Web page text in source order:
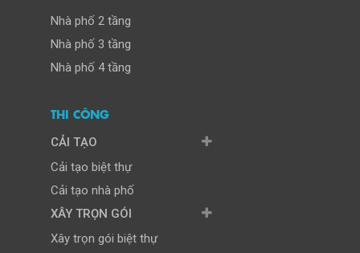
Nhà phố 2 tầng
Nhà phố 3 tầng
Nhà phố 4 tầng
THI CÔNG
CẢI TẠO
Cải tạo biệt thự
Cải tạo nhà phố
XÂY TRỌN GÓI
Xây trọn gói biệt thự